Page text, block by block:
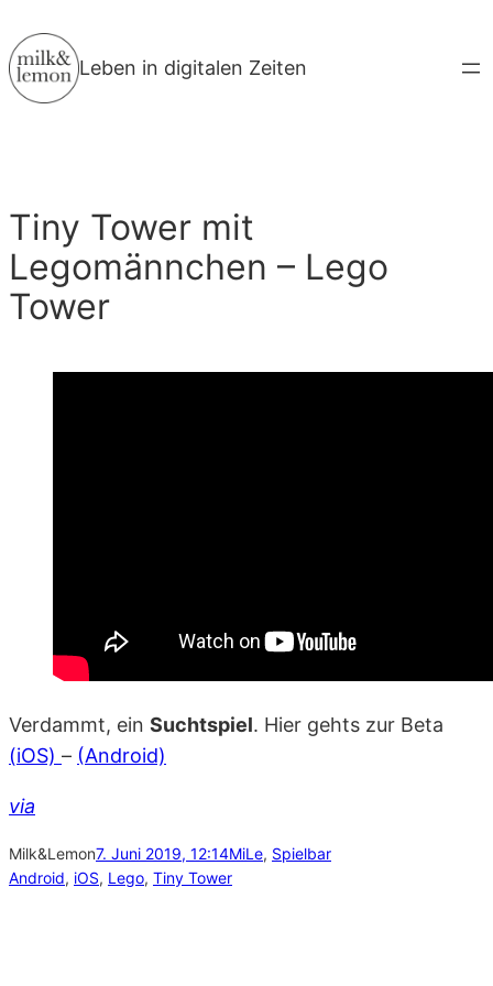
Inhalt
springen
Leben in digitalen Zeiten
Tiny Tower mit
Legomännchen – Lego
Tower
Verdammt, ein Suchtspiel. Hier gehts zur Beta
(iOS) – (Android)
via
Milk&Lemon7. Juni 2019, 12:14MiLe, Spielbar
Android, iOS, Lego, Tiny Tower